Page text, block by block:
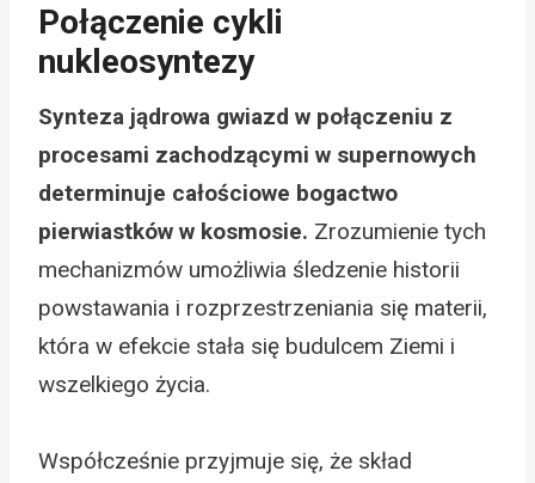
Połączenie cykli
nukleosyntezy
Synteza jądrowa gwiazd w połączeniu z
procesami zachodzącymi w supernowych
determinuje całościowe bogactwo
pierwiastków w kosmosie. Zrozumienie tych
mechanizmów umożliwia śledzenie historii
powstawania i rozprzestrzeniania się materii,
która w efekcie stała się budulcem Ziemi i
wszelkiego życia.
Współcześnie przyjmuje się, że skład